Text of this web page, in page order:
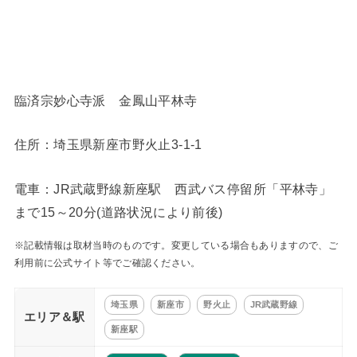
臨済宗妙心寺派 金鳳山平林寺
住所：埼玉県新座市野火止3-1-1
電車：JR武蔵野線新座駅 西武バス停留所「平林寺」
まで15～20分(道路状況により前後)
※記載情報は取材当時のものです。変更している場合もありますので、ご
利用前に公式サイト等でご確認ください。
エリア＆駅
埼玉県 新座市 野火止 JR武蔵野線
新座駅